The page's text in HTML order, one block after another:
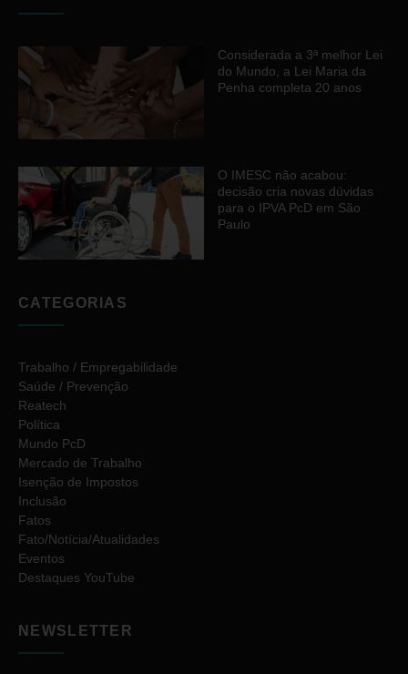
Considerada a 3ª melhor Lei
do Mundo, a Lei Maria da
Penha completa 20 anos
O IMESC não acabou:
decisão cria novas dúvidas
para o IPVA PcD em São
Paulo
CATEGORIAS
Trabalho / Empregabilidade
Saúde / Prevenção
Reatech
Política
Mundo PcD
Mercado de Trabalho
Isenção de Impostos
Inclusão
Fatos
Fato/Notícia/Atualidades
Eventos
Destaques YouTube
NEWSLETTER